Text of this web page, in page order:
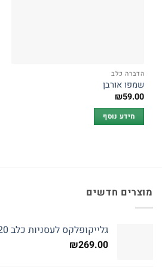
הדברה כלב
שמפו אורבן
₪59.00
מידע נוסף
מוצרים חדשים
גלייקופלקס לעסניות כלב 120 י'ח 870 גרם בקופסה
₪269.00